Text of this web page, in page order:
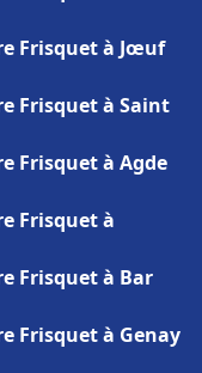
Frisquet à Jœuf
Frisquet à Saint
Frisquet à Agde
Frisquet à
Frisquet à Bar
Frisquet à Genay